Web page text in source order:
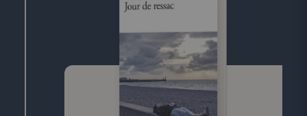
rencontres (François Mitterrand, Lucien Bodard...),